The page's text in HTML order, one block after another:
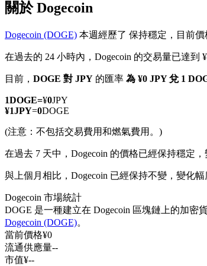
TradFi
美股、外匯、貴金屬及大宗商品衍生性商
關於 Dogecoin
Dogecoin (DOGE) 本週經歷了 保持穩定，目前價
在過去的 24 小時內，Dogecoin 的交易量已達到
目前， DOGE 對 JPY 的匯率 為 ¥0 JPY 兌 1
1DOGE=¥0JPY
¥1JPY=0DOGE
(注意：不包括交易費用和燃氣費用。)
在過去 7 天中，Dogecoin 的價格已經保持穩定，
與上個月相比，Dogecoin 已經保持不變，變化幅
Dogecoin 市場統計
DOGE 是一種建立在 Dogecoin 區塊鏈上的加密
Dogecoin (DOGE)。
當前價格¥0
流通供應量--
市值¥--